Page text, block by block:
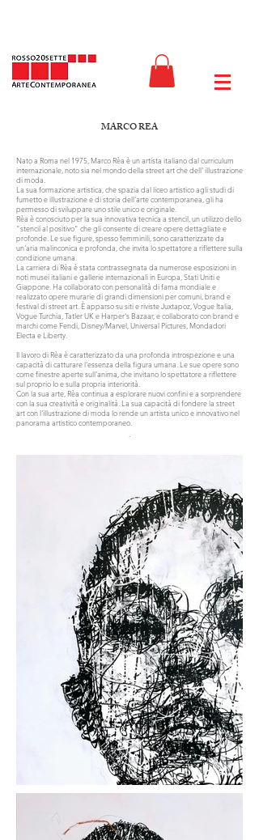
MARCO REA
Nato a Roma nel 1975, Marco Rèa è un artista italiano dal curriculum
internazionale, noto sia nel mondo della street art che dell' illustrazione
di moda.
La sua formazione artistica, che spazia dal liceo artistico agli studi di
fumetto e illustrazione e di storia dell'arte contemporanea, gli ha
permesso di sviluppare uno stile unico e originale.
Rèa è conosciuto per la sua innovativa tecnica a stencil, un utilizzo dello
"stencil al positivo" che gli consente di creare opere dettagliate e
profonde. Le sue figure, spesso femminili, sono caratterizzate da
un'aria malinconica e profonda, che invita lo spettatore a riflettere sulla
condizione umana.
La carriera di Rèa è stata contrassegnata da numerose esposizioni in
noti musei italiani e gallerie internazionali in Europa, Stati Uniti e
Giappone. Ha collaborato con personalità di fama mondiale e
realizzato opere murarie di grandi dimensioni per comuni, brand e
festival di street art. È apparso su siti e riviste Juxtapoz, Vogue Italia,
Vogue Turchia, Tatler UK e Harper's Bazaar, e collaborato con brand e
marchi come Fendi, Disney/Marvel, Universal Pictures, Mondadori
Electa e Liberty.
Il lavoro di Rèa è caratterizzato da una profonda introspezione e una
capacità di catturare l'essenza della figura umana. Le sue opere sono
come finestre aperte sull'anima, che invitano lo spettatore a riflettere
sul proprio Io e sulla propria interiorità.
Con la sua arte, Rèa continua a esplorare nuovi confini e a sorprendere
con la sua creatività e originalità. La sua capacità di fondere la street
art con l'illustrazione di moda lo rende un artista unico e innovativo nel
panorama artistico contemporaneo.